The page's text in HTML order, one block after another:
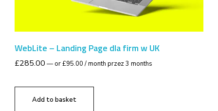
WebLite – Landing Page dla firm w UK
£285.00 —or£95.00 / month przez 3 months
Add to basket